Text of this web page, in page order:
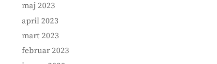
maj 2023
april 2023
mart 2023
februar 2023